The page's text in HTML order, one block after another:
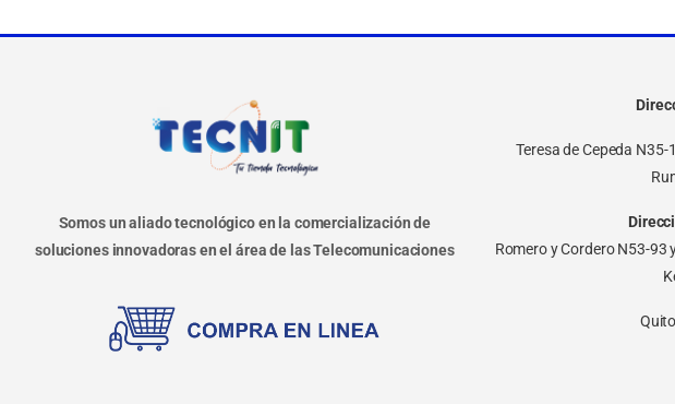
Somos un aliado tecnológico en la comercialización de
soluciones innovadoras en el área de las Telecomunicaciones
Teresa de Cepeda
Romero y Cordero N53-93